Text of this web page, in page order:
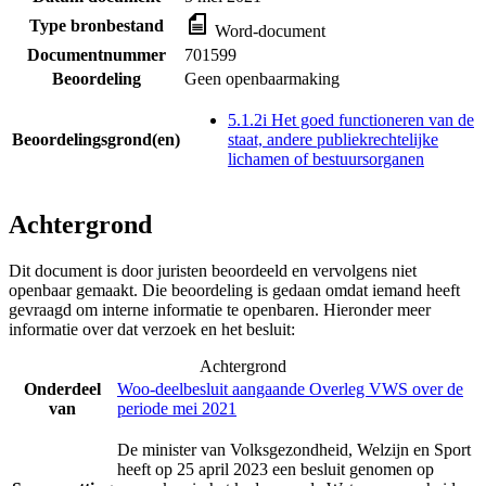
Type bronbestand
Word-document
Documentnummer
701599
Beoordeling
Geen openbaarmaking
Beoordelingsgrond(en)
5.1.2i Het goed functioneren van de
staat, andere publiekrechtelijke
lichamen of bestuursorganen
Achtergrond
Dit document is door juristen beoordeeld en vervolgens niet
openbaar gemaakt. Die beoordeling is gedaan omdat iemand heeft
gevraagd om interne informatie te openbaren. Hieronder meer
informatie over dat verzoek en het besluit:
Achtergrond
Onderdeel
van
Woo-deelbesluit aangaande Overleg VWS over de
periode mei 2021
De minister van Volksgezondheid, Welzijn en Sport
heeft op 25 april 2023 een besluit genomen op